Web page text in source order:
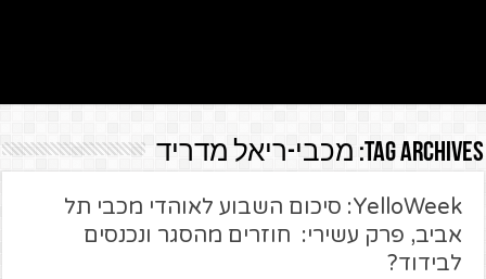
Tag Archives: מכבי-ריאל מדריד
YelloWeek: סיכום השבוע לאוהדי מכבי תל
אביב, פרק עשירי: חוזרים מהסגר ונכנסים
לבידוד?